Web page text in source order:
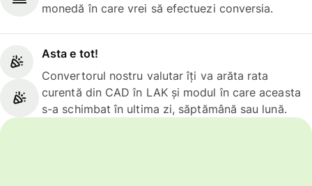
monedă în care vrei să efectuezi conversia.
Asta e tot!
Convertorul nostru valutar îți va arăta rata
curentă din CAD în LAK și modul în care aceasta
s-a schimbat în ultima zi, săptămână sau lună.